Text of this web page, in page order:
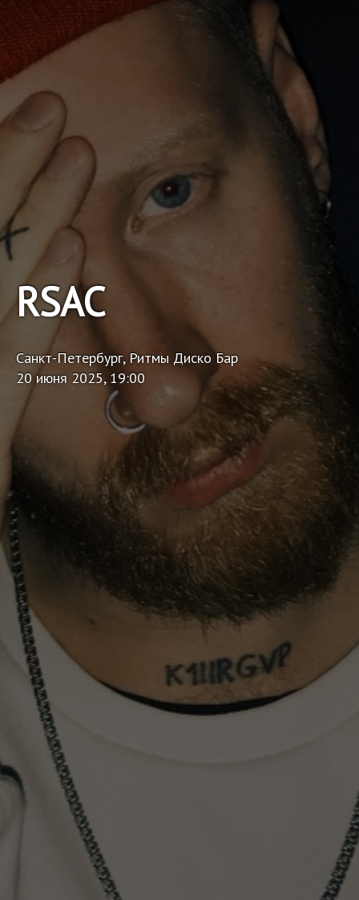
RSAC
Санкт-Петербург, Ритмы Диско Бар
20 июня 2025, 19:00